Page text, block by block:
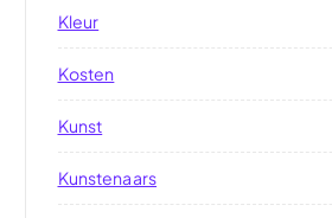
Kleur
Kosten
Kunst
Kunstenaars